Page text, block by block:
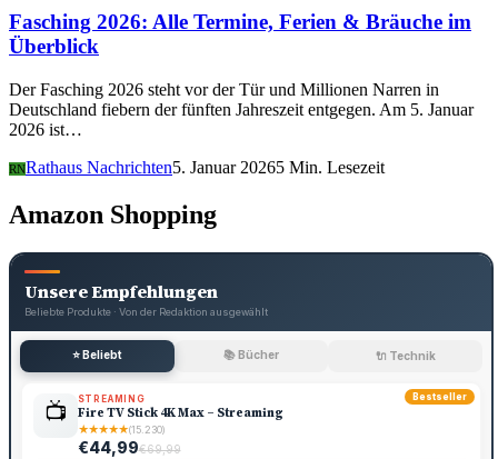
Fasching 2026: Alle Termine, Ferien & Bräuche im
Überblick
Der Fasching 2026 steht vor der Tür und Millionen Narren in
Deutschland fiebern der fünften Jahreszeit entgegen. Am 5. Januar
2026 ist…
RNRathaus Nachrichten5. Januar 20265 Min. Lesezeit
Amazon Shopping
Unsere Empfehlungen
Beliebte Produkte · Von der Redaktion ausgewählt
⭐ Beliebt 📚 Bücher 🔌 Technik
Bestseller
📺 STREAMING
Fire TV Stick 4K Max – Streaming
★★★★★(15.230)
€44,99€69,99